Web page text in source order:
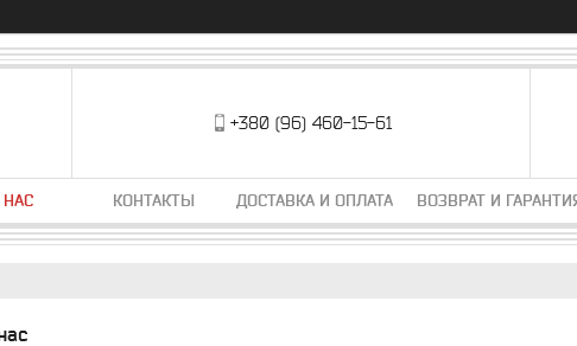
+380 (96) 460-15-61
НАС КОНТАКТЫ ДОСТАВКА И ОПЛАТА ВОЗВРАТ И